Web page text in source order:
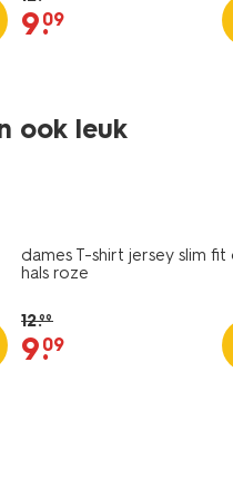
9.
09
ook leuk
korting
dames T-shirt jersey slim
hals roze
12.99
9.
09